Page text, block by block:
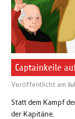
Captainkeile
Veröffentlicht am
Statt dem Kampf
der Kapitäne.